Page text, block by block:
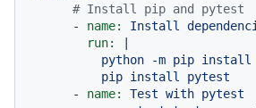
# Install pip and pytest
-
name: Install
run:
-
name: Test with pytest